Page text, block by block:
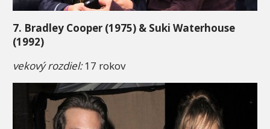
7. Bradley Cooper (1975) & Suki Waterhouse
(1992)
vekový rozdiel:17 rokov